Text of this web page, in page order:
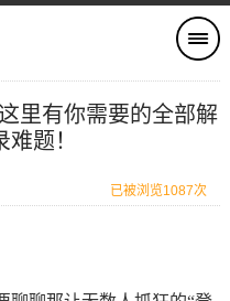
里有你需要的全部解
题！
已被浏览1087次